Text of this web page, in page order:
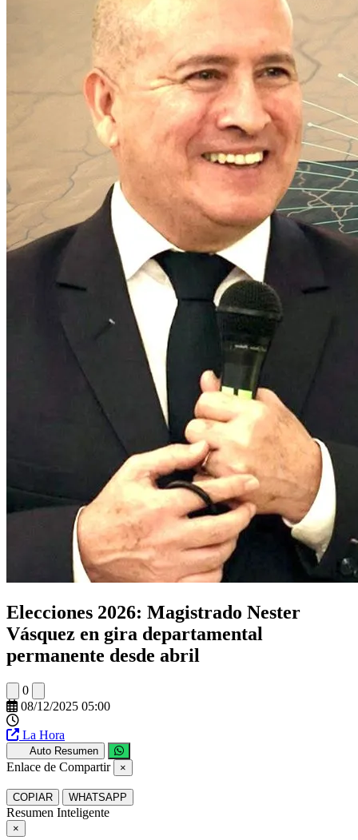
Elecciones 2026: Magistrado Nester
Vásquez en gira departamental
permanente desde abril
0
08/12/2025 05:00
La Hora
Auto Resumen
Enlace de Compartir ×
COPIAR WHATSAPP
Resumen Inteligente
×